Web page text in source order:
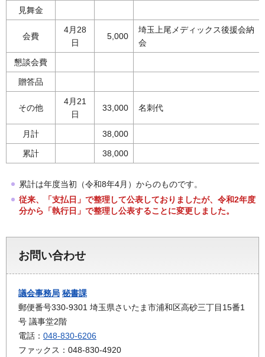
見舞金
会費
4月28
日
5,000
埼玉上尾メディックス後援会納
会
懇談会費
贈答品
その他
4月21
日
33,000 名刺代
月計 38,000
累計 38,000
累計は年度当初（令和8年4月）からのものです。
従来、「支払日」で整理して公表しておりましたが、令和2年度
分から「執行日」で整理し公表することに変更しました。
お問い合わせ
議会事務局 秘書課
郵便番号330-9301 埼玉県さいたま市浦和区高砂三丁目15番1
号 議事堂2階
電話： 048-830-6206
ファックス：048-830-4920